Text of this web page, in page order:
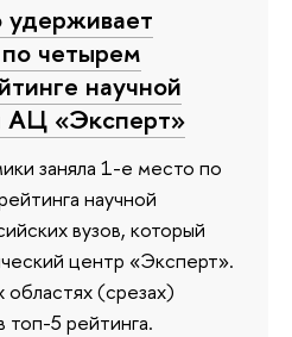
удерживает
четырем
научной
АЦ «Эксперт»
заняла 1-е место по
научной
вузов, который
центр «Эксперт».
(срезах)
топ-5 рейтинга.